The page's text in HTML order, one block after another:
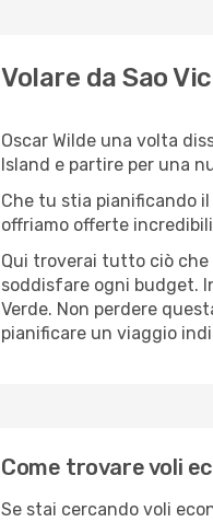
Volare da Sao
Oscar Wilde una volta
Island e partire per una
Che tu stia pianificando
offriamo offerte
Qui troverai tutto ciò che
soddisfare ogni budget.
Verde. Non perdere
pianificare un viaggio
Come trovare voli
Se stai cercando voli